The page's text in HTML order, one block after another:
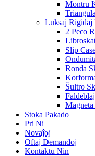
Montru
Luksaj Rigidaj
2 Peco
Slip
Ronda
Ŝultro
Stoka Pakado
Pri Ni
Novaĵoj
Oftaj Demandoj
Kontaktu Nin